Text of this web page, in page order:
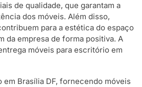
de qualidade, que garantam a
dos móveis. Além disso,
para a estética do espaço
da empresa de forma positiva. A
móveis para escritório em
Brasília DF, fornecendo móveis